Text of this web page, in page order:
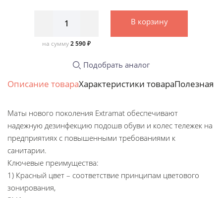
на сумму2 590 ₽
В корзину
Подобрать аналог
Описание товараХарактеристики товараПолезная
Маты нового поколения Extramat обеспечивают
надежную дезинфекцию подошв обуви и колес тележек на
предприятиях с повышенными требованиями к
санитарии.
Ключевые преимущества:
1) Красный цвет – соответствие принципам цветового
зонирования,